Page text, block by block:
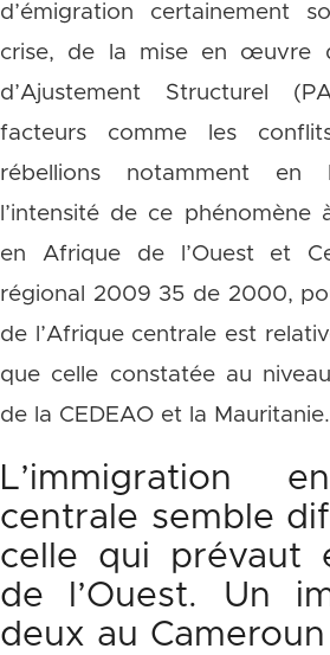
d’émigration certainement
crise, de la mise en œuvre
d’Ajustement Structurel
facteurs comme les
rébellions notamment en
l’intensité de ce phénomène
en Afrique de l’Ouest et
régional 2009 35 de 2000,
de l’Afrique centrale est
que celle constatée au
de la CEDEAO et la Mauritanie.
L’immigration
centrale semble
celle qui prévaut
de l’Ouest. Un
deux au